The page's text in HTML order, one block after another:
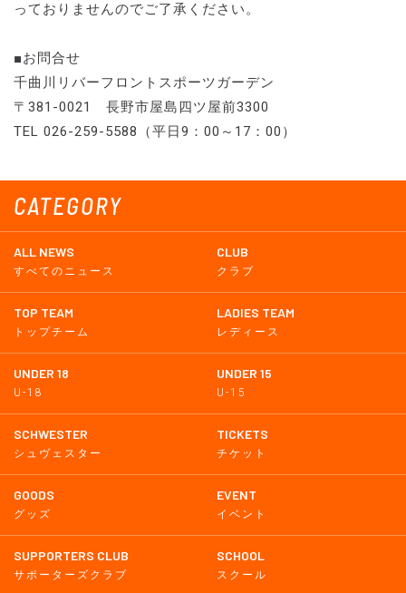
CATEGORY
ALL NEWS
すべてのニュース
CLUB
クラブ
TOP TEAM
トップチーム
LADIES TEAM
レディース
UNDER 18
U-18
UNDER 15
U-15
SCHWESTER
シュヴェスター
TICKETS
チケット
GOODS
グッズ
EVENT
イベント
SUPPORTERS CLUB
サポーターズクラブ
SCHOOL
スクール
っておりませんのでご了承ください。
■お問合せ
千曲川リバーフロントスポーツガーデン
〒381-0021 長野市屋島四ツ屋前3300
TEL 026-259-5588（平日9：00～17：00）